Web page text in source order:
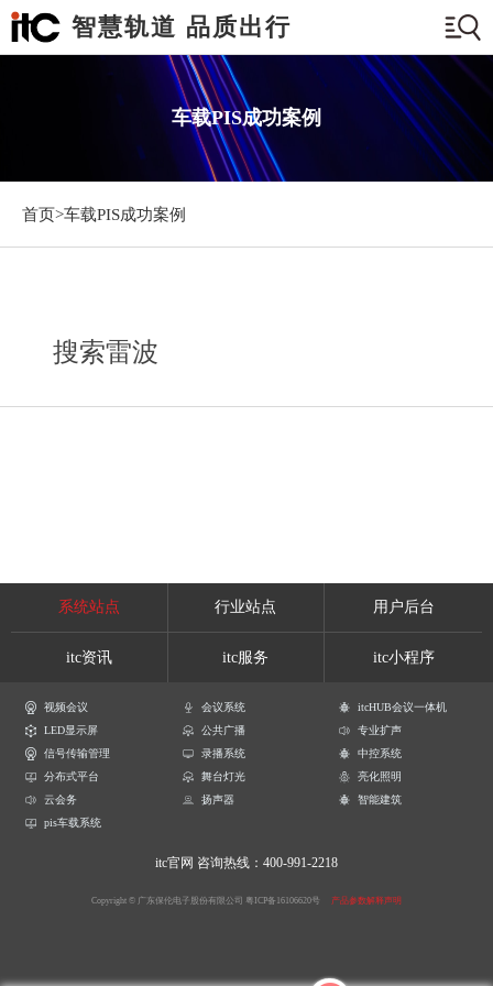
智慧轨道 品质出行
车载PIS成功案例
首页>车载PIS成功案例
搜索雷波
系统站点 行业站点 用户后台
itc资讯 itc服务 itc小程序
视频会议 会议系统
itcHUB会议一体机
LED显示屏
公共广播
专业扩声
信号传输管理
录播系统
中控系统
分布式平台
舞台灯光
亮化照明
云会务
扬声器
智能建筑
pis车载系统
itc官网 咨询热线：400-991-2218
Copyright © 广东保伦电子股份有限公司 粤ICP备16106620号 产品参数解释声明